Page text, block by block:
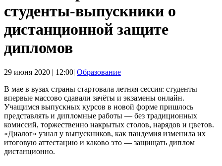
студенты-выпускники о
дистанционной защите
дипломов
29 июня 2020 | 12:00| Образование
В мае в вузах страны стартовала летняя сессия: студенты
впервые массово сдавали зачёты и экзамены онлайн.
Учащимся выпускных курсов в новой форме пришлось
представлять и дипломные работы — без традиционных
комиссий, торжественно накрытых столов, нарядов и цветов.
«Диалог» узнал у выпускников, как пандемия изменила их
итоговую аттестацию и каково это — защищать диплом
дистанционно.